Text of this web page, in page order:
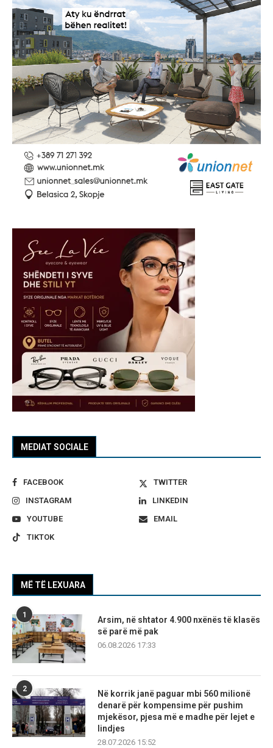
MEDIAT SOCIALE
FACEBOOK
TWITTER
INSTAGRAM
LINKEDIN
YOUTUBE
EMAIL
TIKTOK
MË TË LEXUARA
1
Arsim, në shtator 4.900 nxënës të klasës
së parë më pak
06.08.2026 17:33
2
Në korrik janë paguar mbi 560 milionë
denarë për kompensime për pushim
mjekësor, pjesa më e madhe për lejet e
lindjes
28.07.2026 15:52